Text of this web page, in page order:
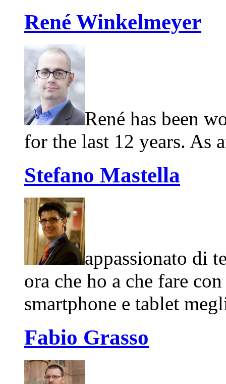
René Winkelmeyer
René has been
for the last 12 years. As
Stefano Mastella
appassionato di
ora che ho a che fare
smartphone e tablet
Fabio Grasso